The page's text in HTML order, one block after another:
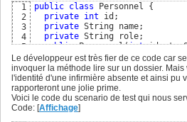
1
2
3
4
5
6
7
8
9
10
11
public class Personnel {
private int id;
private String name;
private String role;
public Personnel(int ident,
this.setId( ident);
this.setName (nom);
this.setRole( fonction)
}
public
void lire(Dossier
	dossier.lire
this
}
Le développeur est très fier de ce code car
invoquer la méthode lire sur un dossier.
l'identité d'une infirmière absente et ainsi pu
rapporteront une jolie prime.
Voici le code du scenario de test qui nous
Code: [Affichage]